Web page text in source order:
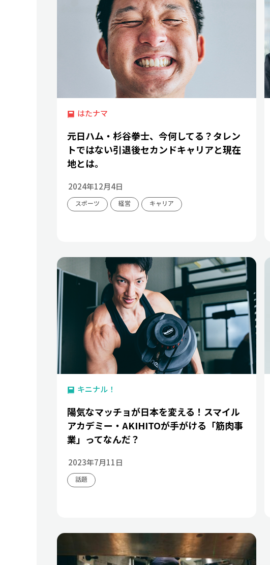
はたナマ
元日ハム・杉谷拳士、今何してる？タレン
トではない引退後セカンドキャリアと現在
地とは。
2024年12月4日
スポーツ 経営 キャリア
キニナル！
陽気なマッチョが日本を変える！スマイル
アカデミー・AKIHITOが手がける「筋肉事
業」ってなんだ？
2023年7月11日
話題